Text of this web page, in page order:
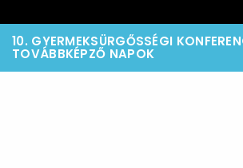
10. GYERMEKSÜRGŐSSÉGI
TOVÁBBKÉPZŐ NAPOK